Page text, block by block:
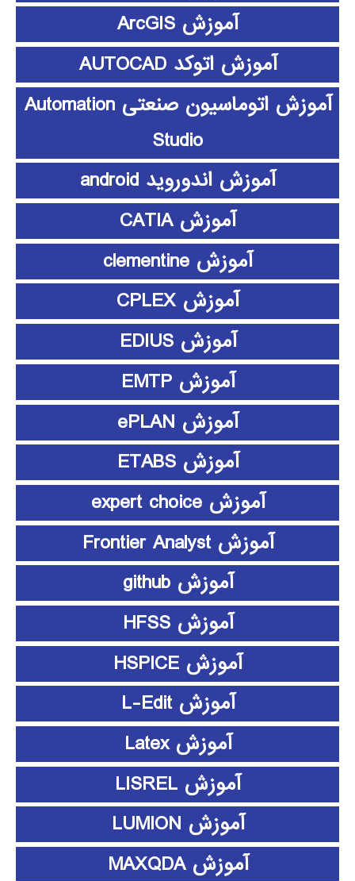
آموزش ArcGIS
آموزش اتوکد AUTOCAD
آموزش اتوماسیون صنعتی Automation
Studio
آموزش اندوروید android
آموزش CATIA
آموزش clementine
آموزش CPLEX
آموزش EDIUS
آموزش EMTP
آموزش ePLAN
آموزش ETABS
آموزش expert choice
آموزش Frontier Analyst
آموزش github
آموزش HFSS
آموزش HSPICE
آموزش L-Edit
آموزش Latex
آموزش LISREL
آموزش LUMION
آموزش MAXQDA